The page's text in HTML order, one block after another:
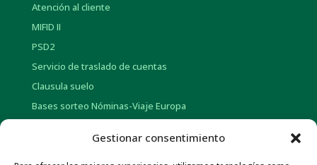
Gestionar consentimiento
Atención al cliente
MIFID II
PSD2
Servicio de traslado de cuentas
Clausula suelo
Bases sorteo Nóminas-Viaje Europa